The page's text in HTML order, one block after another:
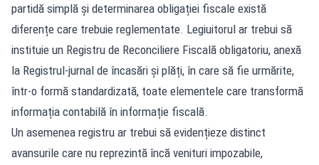
partidă simplă și determinarea obligației fiscale există
diferențe care trebuie reglementate. Legiuitorul ar trebui să
instituie un Registru de Reconciliere Fiscală obligatoriu, anexă
la Registrul-jurnal de încasări și plăți, în care să fie urmărite,
într-o formă standardizată, toate elementele care transformă
informația contabilă în informație fiscală.
Un asemenea registru ar trebui să evidențieze distinct
avansurile care nu reprezintă încă venituri impozabile,